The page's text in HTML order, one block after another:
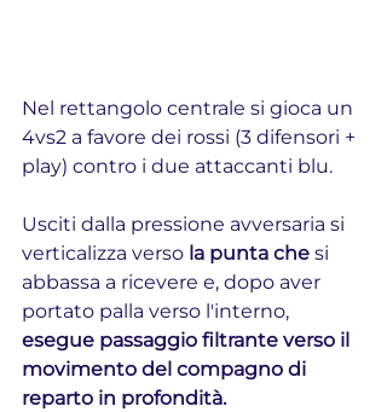
Nel rettangolo centrale si gioca un
4vs2 a favore dei rossi (3 difensori +
play) contro i due attaccanti blu.
Usciti dalla pressione avversaria si
verticalizza verso la punta che si
abbassa a ricevere e, dopo aver
portato palla verso l'interno,
esegue passaggio filtrante verso il
movimento del compagno di
reparto in profondità.